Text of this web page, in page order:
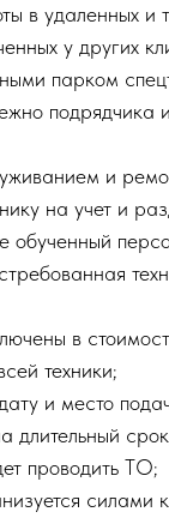
в удаленных и
у других
парком
подрядчика
и
на учет и
обученный
в
техники;
и место
длительный
проводить ТО;
силами